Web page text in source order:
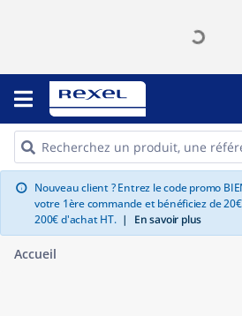
info Nouveau client ? Entrez le code promo
votre 1ère commande et bénéficiez de
200€ d'achat HT. | En savoir plus
Accueil